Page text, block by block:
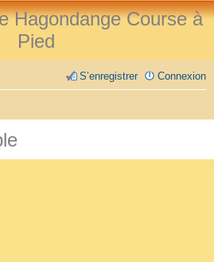
Hagondange Course à
Pied
Connexion
S’enregistrer